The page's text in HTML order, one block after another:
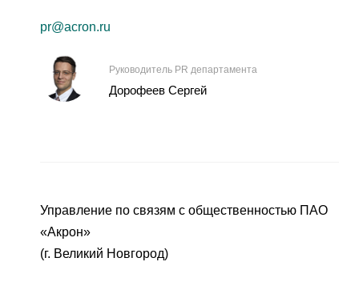
pr@acron.ru
Руководитель PR департамента
Дорофеев Сергей
Управление по связям с общественностью ПАО
«Акрон»
(г. Великий Новгород)